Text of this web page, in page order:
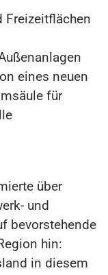
Freizeitflächen
eines neuen
für
über
und
bevorstehende
hin:
in diesem